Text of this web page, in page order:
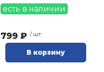
есть в наличии
799 ₽ / шт.
В корзину